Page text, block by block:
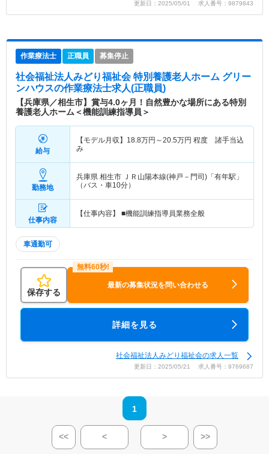
更新日：2025/05/01 求人番号：9879843
作業療法士 正職員 募集停止
社会福祉法人みどり福祉会 特別養護老人ホーム グリー
ンハウスの作業療法士求人(正職員)
【兵庫県／相生市】賞与4.0ヶ月！自然豊かな場所にある特別
養護老人ホーム＜機能訓練指導員＞
給与
【モデル月収】 18.8万円～20.5万円 程度 諸手当込
み
勤務地
兵庫県 相生市 ＪＲ山陽本線(神戸－門司)「有年駅」
（バス・車10分）
仕事内容
【仕事内容】 ■機能訓練指導員業務全般
車通勤可
保存する
最新の募集状況を問い合わせる
詳細を見る
社会福祉法人みどり福祉会の求人一覧
更新日：2025/05/21 求人番号：9769687
1
<< < > >>